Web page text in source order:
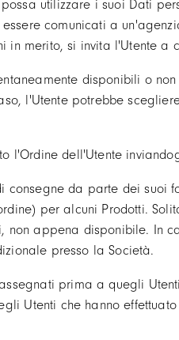
utilizzare i suoi Dati
comunicati a
in merito, si invita l'Utente
disponibili o
l'Utente potrebbe
l'Ordine dell'Utente
consegne da parte dei
per alcuni Prodotti.
appena disponibile. In
presso la Società.
prima a quegli
Utenti che hanno